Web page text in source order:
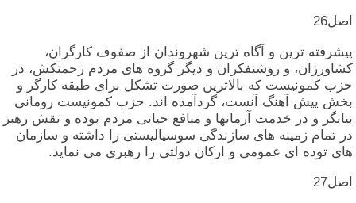
اصل‏26
پیشرفته‏ ترین‏ و آگاه‏ ترین‏ شهروندان‏ از صفوف‏ کارگران‏،
کشاورزان‏، و روشنفکران‏ و دیگر گروه‏ های‏ مردم‏ زحمتکش‏، در
حزب‏ کمونیست‏ که‏ بالاترین‏ صورت‏ تشکل‏ برای‏ طبقه‏ کارگر و
بخش‏ پیش‏ آهنگ‏ آنست‏، گردآمده‏ اند. حزب‏ کمونیست‏ رومانی‏
بیانگر و در خدمت‏ آرمانها و منافع حیاتی‏ مردم‏ بوده‏ و نقش‏ رهبر
در تمام‏ زمینه‏ های‏ سازندگی‏ سوسیالیستی‏ را داشته‏ و سازمان‏
های‏ توده‏ ای‏ عمومی‏ و ارکان‏ دولتی‏ را رهبری‏ می‏ نماید.
اصل‏27